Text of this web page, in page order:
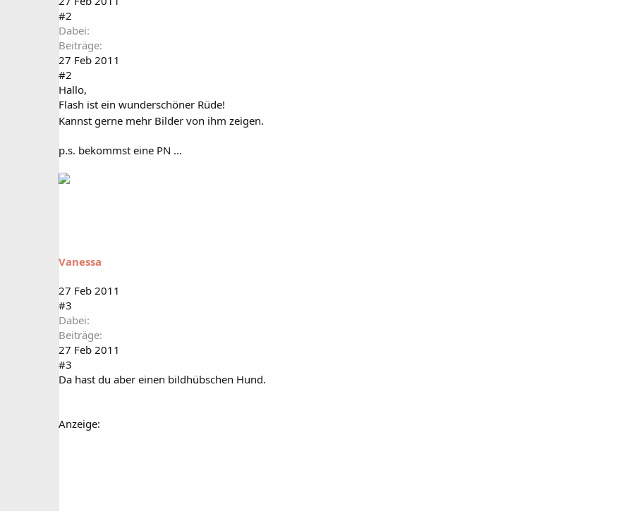
#2
Dabei
Beiträge
27 Feb 2011
#2
Hallo,
Flash ist ein wunderschöner Rüde!
Kannst gerne mehr Bilder von ihm zeigen.
p.s. bekommst eine PN ...
Vanessa
27 Feb 2011
#3
Dabei
Beiträge
27 Feb 2011
#3
Da hast du aber einen bildhübschen Hund.
Anzeige: